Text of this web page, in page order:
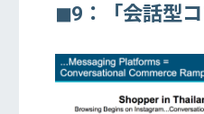
◼︎9：「会話型